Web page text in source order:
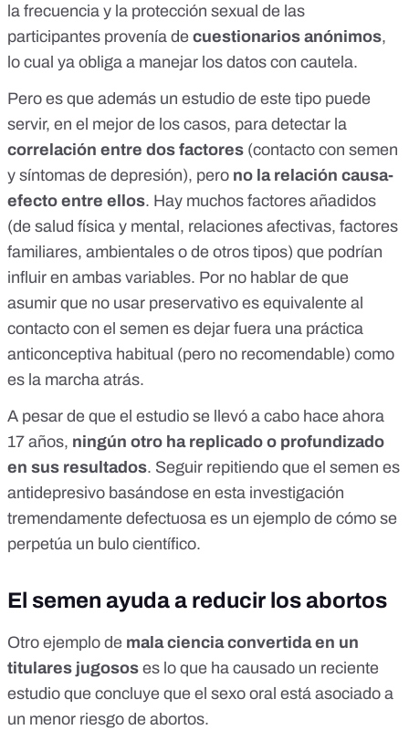
la frecuencia y la protección sexual de las
participantes provenía de cuestionarios anónimos,
lo cual ya obliga a manejar los datos con cautela.
Pero es que además un estudio de este tipo puede
servir, en el mejor de los casos, para detectar la
correlación entre dos factores (contacto con semen
y síntomas de depresión), pero no la relación causa-
efecto entre ellos. Hay muchos factores añadidos
(de salud física y mental, relaciones afectivas, factores
familiares, ambientales o de otros tipos) que podrían
influir en ambas variables. Por no hablar de que
asumir que no usar preservativo es equivalente al
contacto con el semen es dejar fuera una práctica
anticonceptiva habitual (pero no recomendable) como
es la marcha atrás.
A pesar de que el estudio se llevó a cabo hace ahora
17 años, ningún otro ha replicado o profundizado
en sus resultados. Seguir repitiendo que el semen es
antidepresivo basándose en esta investigación
tremendamente defectuosa es un ejemplo de cómo se
perpetúa un bulo científico.
El semen ayuda a reducir los abortos
Otro ejemplo de mala ciencia convertida en un
titulares jugosos es lo que ha causado un reciente
estudio que concluye que el sexo oral está asociado a
un menor riesgo de abortos.